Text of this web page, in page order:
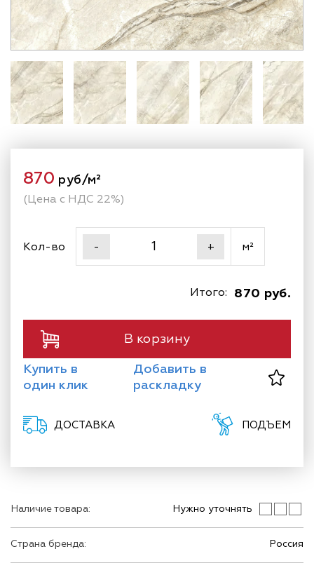
Наличие товара: Нужно уточнять
Страна бренда: Россия
870 руб/м²
(Цена с НДС 22%)
Кол-во - + м²
870 руб.
Итого:
В корзину
Купить в
один клик
Добавить в
раскладку
ДОСТАВКА ПОДЪЕМ